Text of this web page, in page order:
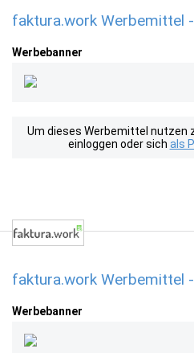
faktura.work Werbemittel
Werbebanner
Um dieses Werbemittel nutzen
einloggen oder sich als
faktura.work Werbemittel
Werbebanner